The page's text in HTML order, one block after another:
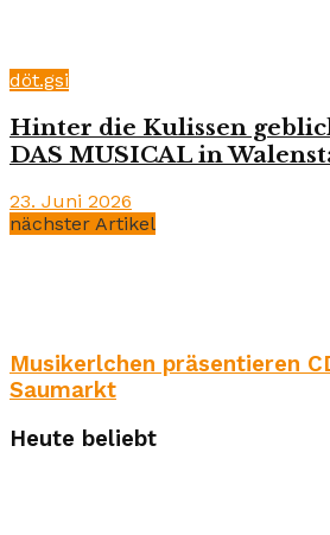
döt.gsi
Hinter die Kulissen
DAS MUSICAL in
23. Juni 2026
nächster Artikel
Musikerlchen präsentieren
Saumarkt
Heute beliebt